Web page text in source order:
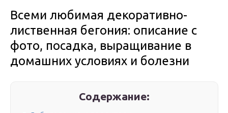
Всеми любимая декоративно-
лиственная бегония: описание с
фото, посадка, выращивание в
домашних условиях и болезни
Содержание: